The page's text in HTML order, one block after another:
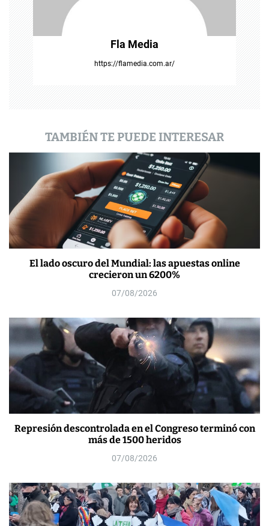
Fla Media
https://flamedia.com.ar/
TAMBIÉN TE PUEDE INTERESAR
El lado oscuro del Mundial: las apuestas online
crecieron un 6200%
07/08/2026
Represión descontrolada en el Congreso terminó con
más de 1500 heridos
07/08/2026